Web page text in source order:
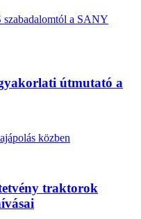
útmutató a
traktorok